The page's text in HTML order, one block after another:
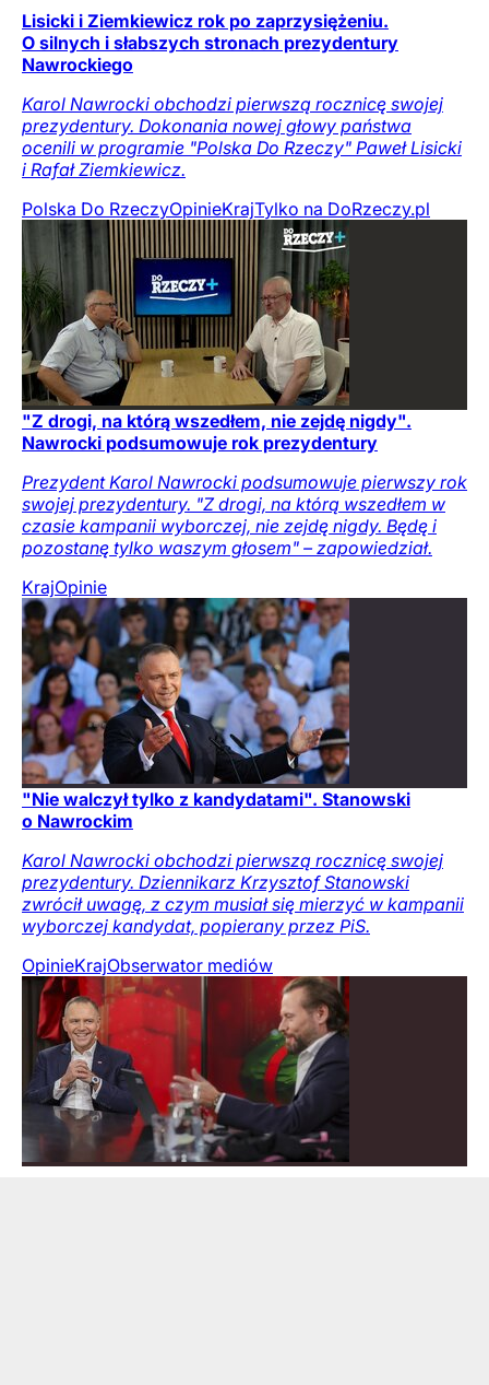
Lisicki i Ziemkiewicz rok po zaprzysiężeniu.
O silnych i słabszych stronach prezydentury
Nawrockiego
Karol Nawrocki obchodzi pierwszą rocznicę swojej
prezydentury. Dokonania nowej głowy państwa
ocenili w programie "Polska Do Rzeczy" Paweł Lisicki
i Rafał Ziemkiewicz.
Polska Do RzeczyOpinieKrajTylko na DoRzeczy.pl
"Z drogi, na którą wszedłem, nie zejdę nigdy".
Nawrocki podsumowuje rok prezydentury
Prezydent Karol Nawrocki podsumowuje pierwszy rok
swojej prezydentury. "Z drogi, na którą wszedłem w
czasie kampanii wyborczej, nie zejdę nigdy. Będę i
pozostanę tylko waszym głosem" – zapowiedział.
KrajOpinie
"Nie walczył tylko z kandydatami". Stanowski
o Nawrockim
Karol Nawrocki obchodzi pierwszą rocznicę swojej
prezydentury. Dziennikarz Krzysztof Stanowski
zwrócił uwagę, z czym musiał się mierzyć w kampanii
wyborczej kandydat, popierany przez PiS.
OpinieKrajObserwator mediów